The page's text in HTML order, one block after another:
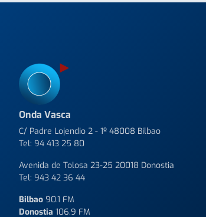
Onda Vasca
C/ Padre Lojendio 2 - 1º 48008 Bilbao
Tel: 94 413 25 80
Avenida de Tolosa 23-25 20018 Donostia
Tel: 943 42 36 44
Bilbao 90.1 FM
Donostia 106.9 FM